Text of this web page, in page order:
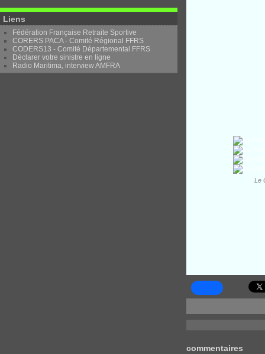
Liens
Fédération Française Retraite Sportive
CORERS PACA - Comité Régional FFRS
CODERS13 - Comité Départemental FFRS
Déclarer votre sinistre en ligne
Radio Maritima, interview AMFRA
Le
commentaires